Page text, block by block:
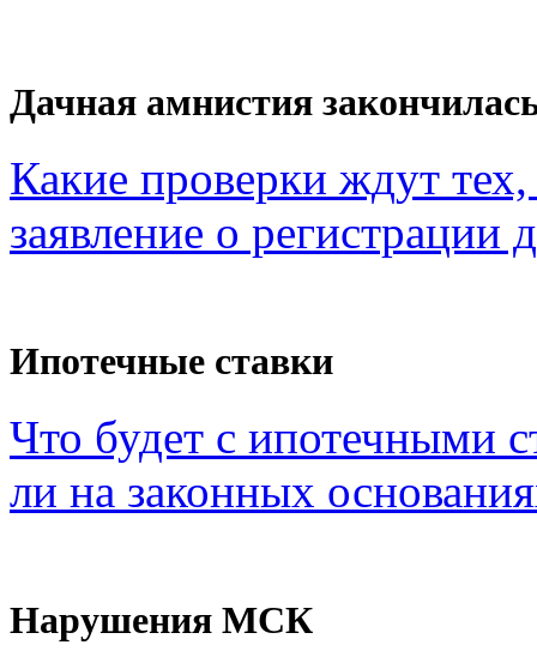
Дачная амнистия
Какие проверки ждут
заявление о регистрации
Ипотечные ставки
Что будет с ипотечными
ли на законных
Нарушения МСК